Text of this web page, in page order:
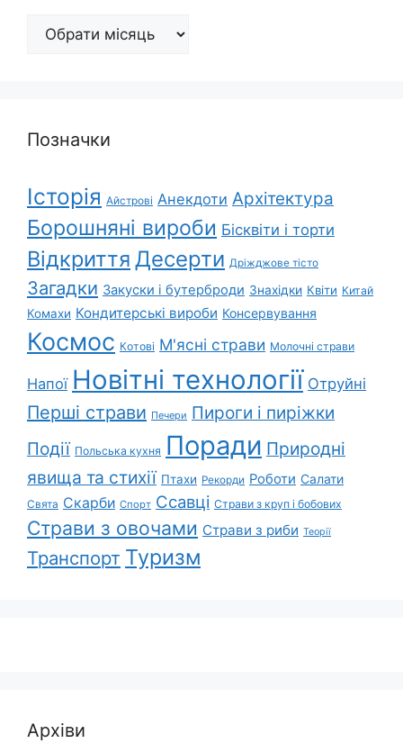
Архіви
Позначки
Історія Айстрові Анекдоти Архітектура
Борошняні вироби Бісквіти і торти
Відкриття Десерти Дріжджове тісто
Загадки Закуски і бутерброди Знахідки Квіти Китай
Комахи Кондитерські вироби Консервування
Космос Котові М'ясні страви Молочні страви
Напої Новітні технології Отруйні
Перші страви Печери Пироги і пиріжки
Події Польська кухня Поради Природні
явища та стихії Птахи Рекорди Роботи Салати
Свята Скарби Спорт Ссавці Страви з круп і бобових
Страви з овочами Страви з риби Теорії
Транспорт Туризм
Архіви